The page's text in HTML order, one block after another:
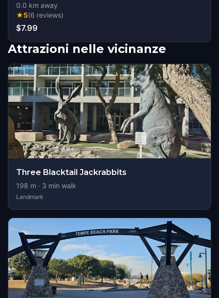
0.0 km away
★5(6 reviews)
$7.99
Attrazioni nelle vicinanze
Three Blacktail Jackrabbits
198 m · 3 min walk
Landmark